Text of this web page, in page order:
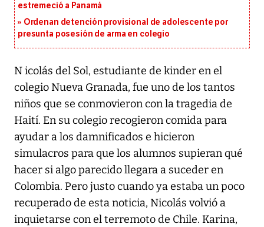
estremeció a Panamá
Ordenan detención provisional de adolescente por
presunta posesión de arma en colegio
N icolás del Sol, estudiante de kinder en el
colegio Nueva Granada, fue uno de los tantos
niños que se conmovieron con la tragedia de
Haití. En su colegio recogieron comida para
ayudar a los damnificados e hicieron
simulacros para que los alumnos supieran qué
hacer si algo parecido llegara a suceder en
Colombia. Pero justo cuando ya estaba un poco
recuperado de esta noticia, Nicolás volvió a
inquietarse con el terremoto de Chile. Karina,